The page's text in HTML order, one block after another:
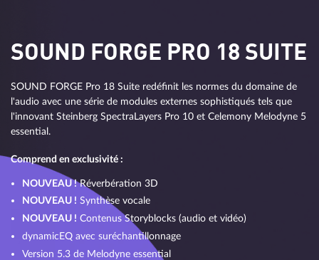
SOUND FORGE PRO 18 SUITE
SOUND FORGE Pro 18 Suite redéfinit les normes du domaine de
l'audio avec une série de modules externes sophistiqués tels que
l'innovant Steinberg SpectraLayers Pro 10 et Celemony Melodyne 5
essential.
Comprend en exclusivité :
NOUVEAU !Réverbération 3D
NOUVEAU ! Synthèse vocale
NOUVEAU ! Contenus Storyblocks (audio et vidéo)
dynamicEQ avec suréchantillonnage
Version 5.3 de Melodyne essential